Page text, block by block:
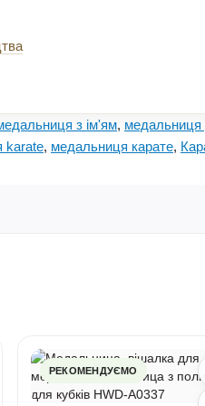
з ім'ям, медальниця
karate, медальниця карате,
РЕКОМЕНДУЄМО